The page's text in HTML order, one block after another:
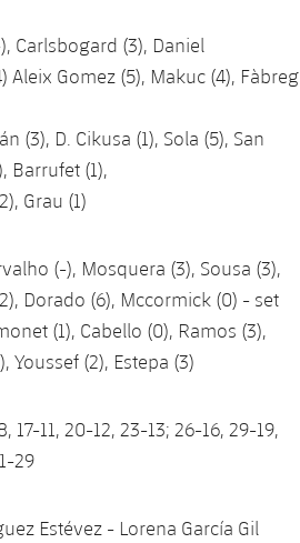
Carlsbogard (3), Daniel
Aleix Gomez (5), Makuc (4),
(3), D. Cikusa (1), Sola (5), San
Barrufet (1),
Grau (1)
(-), Mosquera (3), Sousa (3),
Dorado (6), Mccormick (0) - set
(1), Cabello (0), Ramos (3),
Youssef (2), Estepa (3)
17-11, 20-12, 23-13; 26-16, 29-19,
29
Estévez - Lorena García Gil